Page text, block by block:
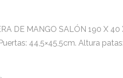
DE MANGO SALÓN 190 X 40
44,5×45,5cm. Altura